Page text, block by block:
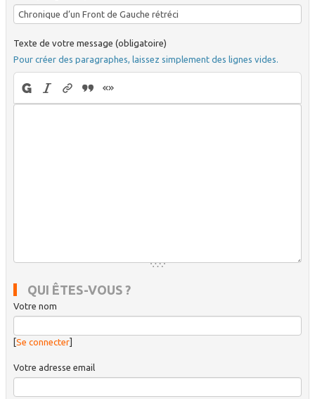
Texte de votre message (obligatoire)
Pour créer des paragraphes, laissez simplement des lignes vides.
QUI ÊTES-VOUS ?
Votre nom
Se connecter]
Votre adresse email